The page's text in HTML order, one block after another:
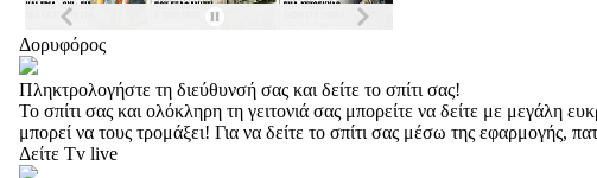
Δορυφόρος
Πληκτρολογήστε τη διεύθυνσή σας και δείτε το σπίτι σας!
Το σπίτι σας και ολόκληρη τη γειτονιά σας μπορείτε να δείτε με μεγάλη
μπορεί να τους τρομάξει! Για να δείτε το σπίτι σας μέσω της εφαρμογής,
Δείτε Tv live